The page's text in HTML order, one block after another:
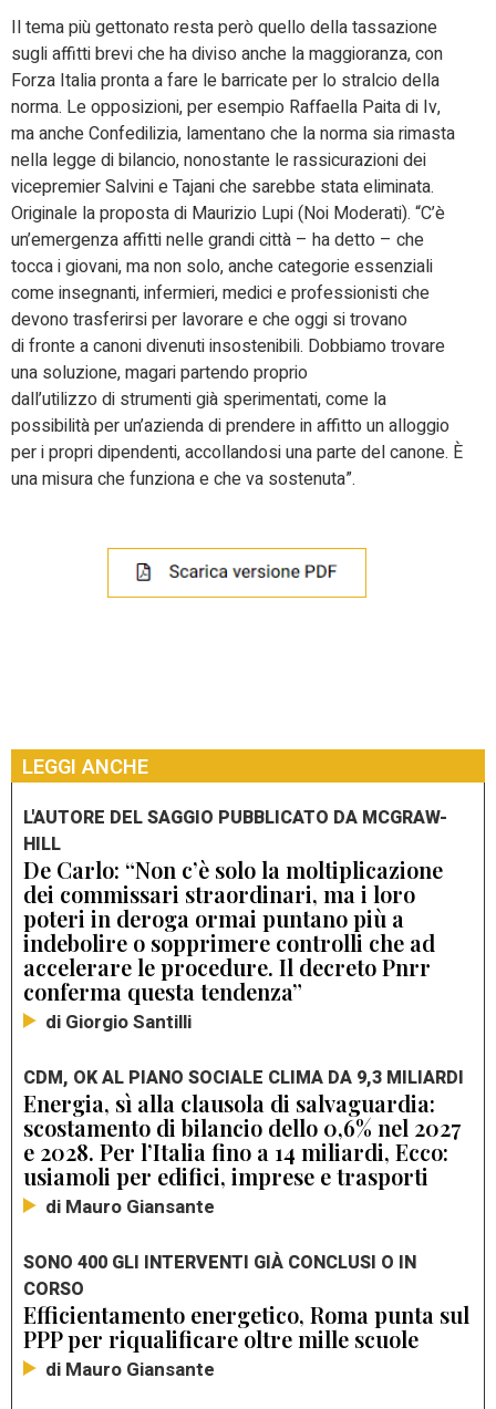
Il tema più gettonato resta però quello della tassazione
sugli affitti brevi che ha diviso anche la maggioranza, con
Forza Italia pronta a fare le barricate per lo stralcio della
norma. Le opposizioni, per esempio Raffaella Paita di Iv,
ma anche Confedilizia, lamentano che la norma sia rimasta
nella legge di bilancio, nonostante le rassicurazioni dei
vicepremier Salvini e Tajani che sarebbe stata eliminata.
Originale la proposta di Maurizio Lupi (Noi Moderati). “C’è
un’emergenza affitti nelle grandi città – ha detto – che
tocca i giovani, ma non solo, anche categorie essenziali
come insegnanti, infermieri, medici e professionisti che
devono trasferirsi per lavorare e che oggi si trovano
difronte a canoni divenuti insostenibili. Dobbiamo trovare
una soluzione, magari partendo proprio
dall’utilizzodi strumenti già sperimentati, come la
possibilità per un’aziendadiprendere in affitto un alloggio
per i propri dipendenti, accollandosi una parte del canone. È
una misura che funziona e che va sostenuta”.
LEGGI ANCHE
L'AUTORE DEL SAGGIO PUBBLICATO DA MCGRAW-
HILL
De Carlo: “Non c’è solo la moltiplicazione
dei commissari straordinari, ma i loro
poteri in deroga ormai puntano più a
indebolire o sopprimere controlli che ad
accelerare le procedure. Il decreto Pnrr
conferma questa tendenza”
di Giorgio Santilli
CDM, OK AL PIANO SOCIALE CLIMA DA 9,3 MILIARDI
Energia, sì alla clausola di salvaguardia:
scostamento di bilancio dello 0,6% nel 2027
e 2028. Per l’Italia fino a 14 miliardi, Ecco:
usiamoli per edifici, imprese e trasporti
di Mauro Giansante
SONO 400 GLI INTERVENTI GIÀ CONCLUSI O IN
CORSO
Efficientamento energetico, Roma punta sul
PPP per riqualificare oltre mille scuole
di Mauro Giansante